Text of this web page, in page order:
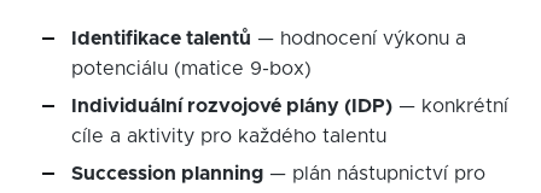
Identifikace talentů — hodnocení výkonu a
potenciálu (matice 9-box)
Individuální rozvojové plány (IDP) — konkrétní
cíle a aktivity pro každého talentu
Succession planning — plán nástupnictví pro